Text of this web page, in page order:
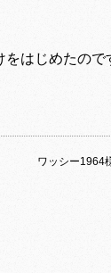
はじめたの
ワッシー1964